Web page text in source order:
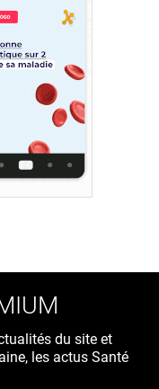
du site et
les actus Santé